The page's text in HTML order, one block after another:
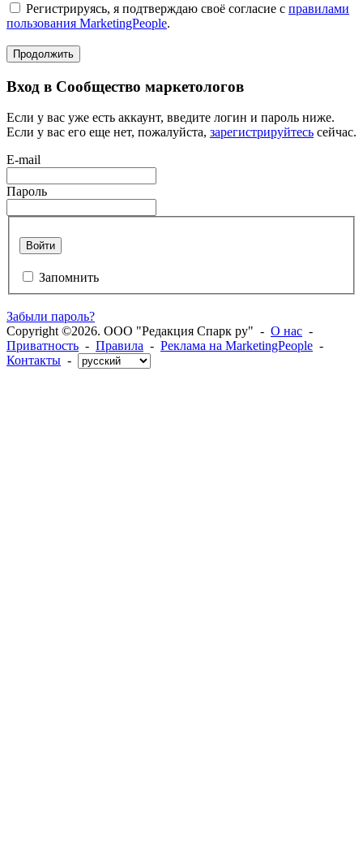
Регистрируясь, я подтверждаю своё согласие с правилами
пользования MarketingPeople.
Продолжить
Вход в Сообщество маркетологов
Если у вас уже есть аккаунт, введите логин и пароль ниже.
Если у вас его еще нет, пожалуйста, зарегистрируйтесь сейчас.
E-mail
Пароль
Войти
Запомнить
Забыли пароль?
Copyright ©2026. ООО "Редакция Спарк ру" - О нас -
Приватность - Правила - Реклама на MarketingPeople -
Контакты -